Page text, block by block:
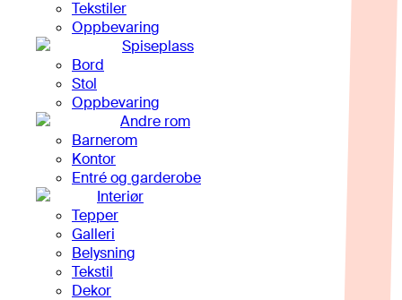
Tekstiler
Oppbevaring
Spiseplass
Bord
Stol
Oppbevaring
Andre rom
Barnerom
Kontor
Entré og garderobe
Interiør
Tepper
Galleri
Belysning
Tekstil
Dekor